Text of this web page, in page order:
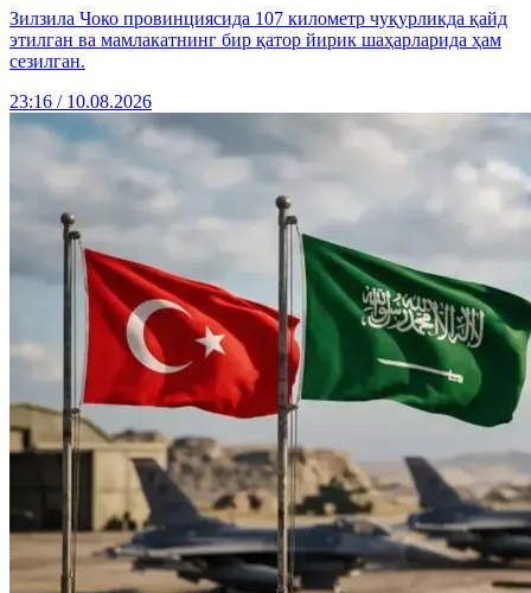
Зилзила Чоко провинциясида 107 километр чуқурликда қайд
этилган ва мамлакатнинг бир қатор йирик шаҳарларида ҳам
сезилган.
23:16 / 10.08.2026